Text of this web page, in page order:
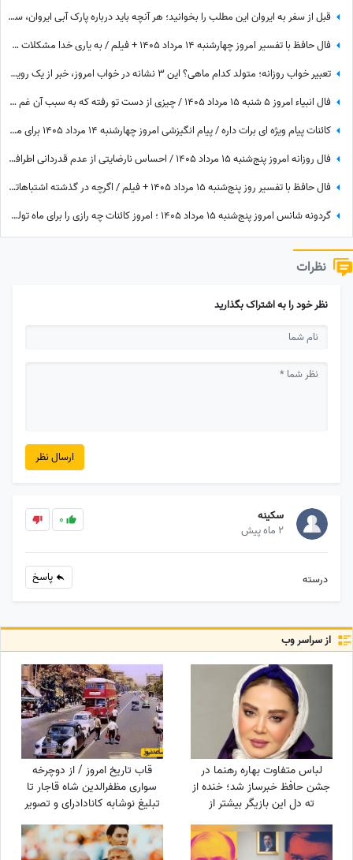
قبل از سفر به ایروان این مطلب را بخوانید؛ هر آنچه باید درباره پارک آبی ایروان، سرسره‌های مهیج و امکانات آن بدانید
فال حافظ با تفسیر امروز چهارشنبه 14 مرداد 1405 + فیلم / به یاری خدا مشکلات حل و بخت خفته تو از خواب بیدار خواهد شد
تعبیر خواب روزانه؛ متولد کدام ماهی؟ این 3 نشانه در خواب امروز، خبر از یک رویداد بزرگ می‌دهند! / پنج‌شنبه 15 مرداد 1405
فال انبیاء امروز 5 شنبه 15 مرداد 1405 / چیزی از دست تو رفته که به سبب آن غم واندوه می‌خوری، اما ...
کائنات پیام ویژه ای برات داره / پیام انگیزشی امروز چهارشنبه 14 مرداد 1405 برای متولدین فروردین تا اسفند: اگر می‌خواهیش رهاش نکن + ویدئو
فال روزانه امروز پنج‌شنبه 15 مرداد 1405 / احساس نارضایتی از عدم قدردانی اطرافیان، امری طبیعی است، اما ...
فال حافظ با تفسیر روز پنج‌شنبه 15 مرداد 1405 + فیلم / اگرچه در گذشته اشتباهاتی انجام داده اید اما به زودی دوران غم و اندوه تمام می شود
گردونه شانس امروز پنج‌شنبه 15 مرداد 1405 ؛ امروز کائنات چه رازی را برای ماه تولد تو فاش کرده؟
نظرات
نظر خود را به اشتراک بگذارید
ارسال نظر
سکینه
2 ماه پیش
0
درسته پاسخ
از سراسر وب
لباس متفاوت بهاره رهنما در
جشن حافظ خبرساز شد؛ خنده از
ته دل این بازیگر بیشتر از
استایلش دیده شد
قاب تاریخ امروز / از دوچرخه
سواری مظفرالدین شاه قاجار تا
تبلیغ نوشابه ‌کانادادرای و تصویر
دیده نشده از جردن که کم از
لس‌آنجلس نداره + عکس